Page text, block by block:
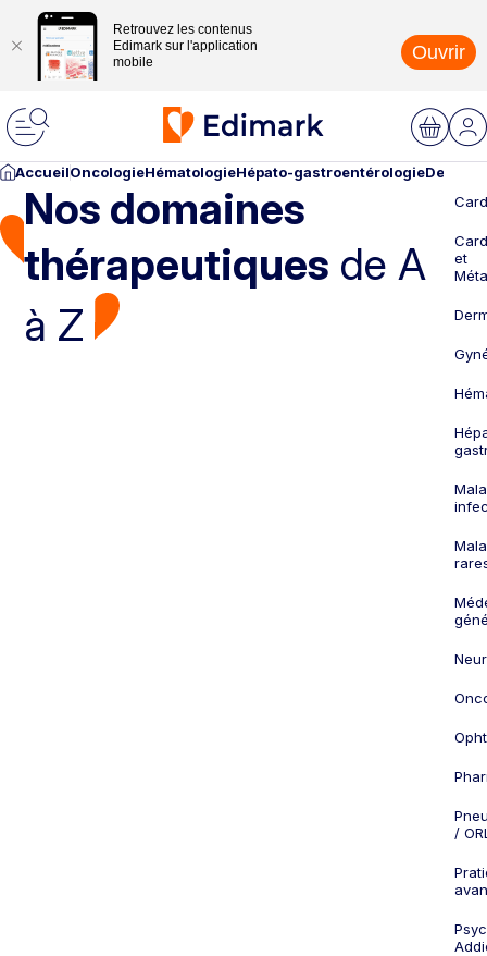
Retrouvez les contenus
Edimark sur l'application
mobile
Ouvrir
AccueilOncologieHématologieHépato-gastroentérologie
Nos domaines
thérapeutiques de A
à Z
et
/